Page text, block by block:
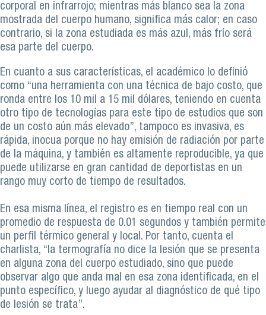
corporal en infrarrojo; mientras más blanco sea la zona
mostrada del cuerpo humano, significa más calor; en caso
contrario, si la zona estudiada es más azul, más frío será
esa parte del cuerpo.
En cuanto a sus características, el académico lo definió
como “una herramienta con una técnica de bajo costo, que
ronda entre los 10 mil a 15 mil dólares, teniendo en cuenta
otro tipo de tecnologías para este tipo de estudios que son
de un costo aún más elevado”, tampoco es invasiva, es
rápida, inocua porque no hay emisión de radiación por parte
de la máquina, y también es altamente reproducible, ya que
puede utilizarse en gran cantidad de deportistas en un
rango muy corto de tiempo de resultados.
En esa misma línea, el registro es en tiempo real con un
promedio de respuesta de 0.01 segundos y también permite
un perfil térmico general y local. Por tanto, cuenta el
charlista, “la termografía no dice la lesión que se presenta
en alguna zona del cuerpo estudiado, sino que puede
observar algo que anda mal en esa zona identificada, en el
punto específico, y luego ayudar al diagnóstico de qué tipo
de lesión se trata”.